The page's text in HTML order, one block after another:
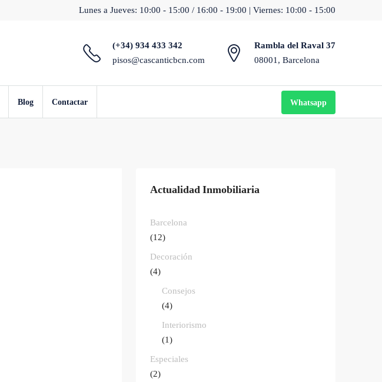
Lunes a Jueves: 10:00 - 15:00 / 16:00 - 19:00 | Viernes: 10:00 - 15:00
(+34) 934 433 342
pisos@cascanticbcn.com
Rambla del Raval 37
08001, Barcelona
Blog Contactar Whatsapp
Actualidad Inmobiliaria
Barcelona
(12)
Decoración
(4)
Consejos
(4)
Interiorismo
(1)
Especiales
(2)